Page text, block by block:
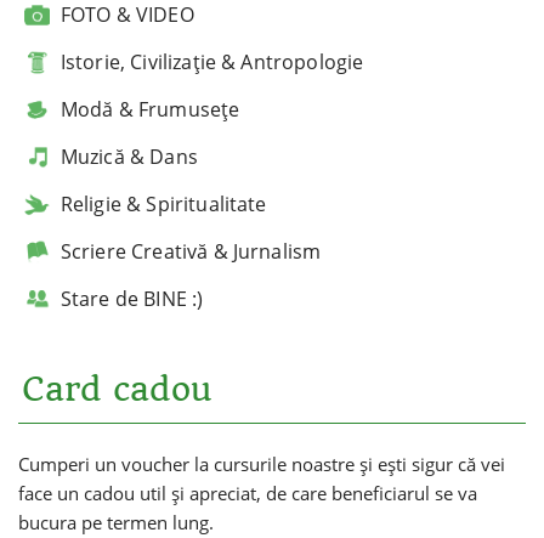
FOTO & VIDEO
Istorie, Civilizație & Antropologie
Modă & Frumusețe
Muzică & Dans
Religie & Spiritualitate
Scriere Creativă & Jurnalism
Stare de BINE :)
Card cadou
Cumperi un voucher la cursurile noastre și ești sigur că vei
face un cadou util și apreciat, de care beneficiarul se va
bucura pe termen lung.